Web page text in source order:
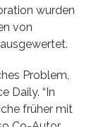
wurden
von
Problem,
Daily. “In
früher mit